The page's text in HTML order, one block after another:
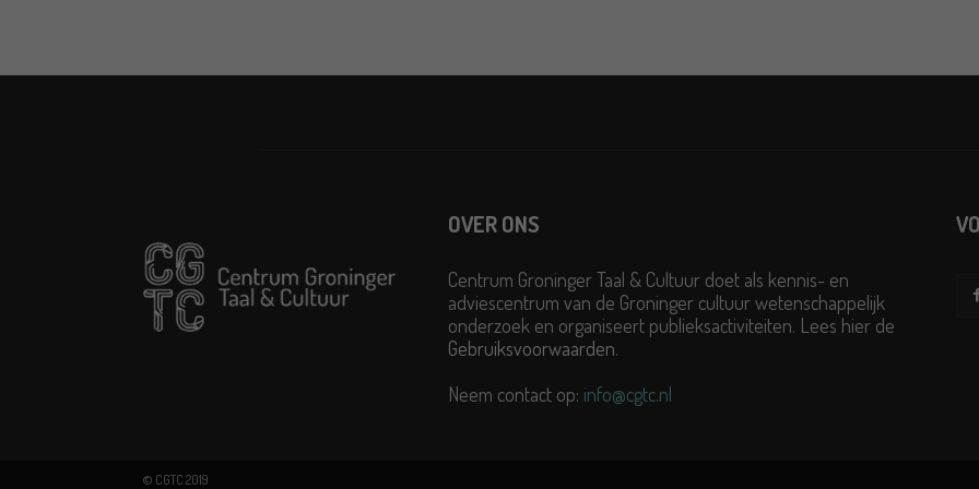
OVER ONS
Centrum Groninger Taal & Cultuur doet als kennis- en
adviescentrum van de Groninger cultuur wetenschappelijk
onderzoek en organiseert publieksactiviteiten. Lees hier de
Gebruiksvoorwaarden.
Neem contact op: info@cgtc.nl
© CGTC 2019